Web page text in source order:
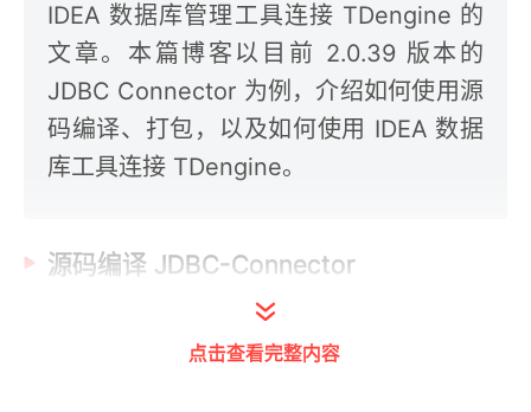
IDEA 数据库管理工具连接 TDengine 的
文章。本篇博客以目前 2.0.39 版本的
JDBC Connector 为例，介绍如何使用源
码编译、打包，以及如何使用 IDEA 数据
库工具连接 TDengine。
源码编译 JDBC-Connector
首先从 GitHub 仓库克隆 JDBC 连接器的源
码，git clone
点击查看完整内容